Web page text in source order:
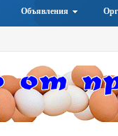
Объявления